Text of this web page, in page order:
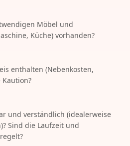
Möbel und
Küche) vorhanden?
enthalten (Nebenkosten,
und verständlich (idealerweise
Sind die Laufzeit und